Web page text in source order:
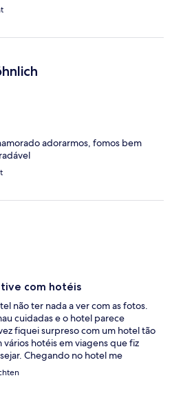
adorarmos, fomos bem
com hotéis
não ter nada a ver com as fotos.
cuidadas e o hotel parece
fiquei surpreso com um hotel tão
hotéis em viagens que fiz
Chegando no hotel me
ar-condicionado, o site não
upgrade para quarto com ar-